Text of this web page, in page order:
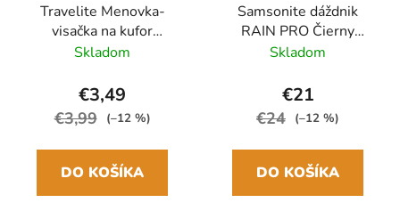
Travelite Menovka-
visačka na kufor
Multicolor Waves
Skladom
€3,49
€3,99 (–12 %)
DO KOŠÍKA
Samsonite dáždnik
RAIN PRO Čierny
skladací manuálny
Skladom
€21
€24 (–12 %)
DO KOŠÍKA